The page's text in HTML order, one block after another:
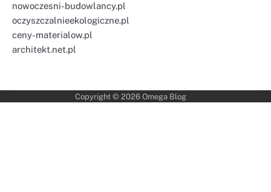
nowoczesni-budowlancy.pl
oczyszczalnieekologiczne.pl
ceny-materialow.pl
architekt.net.pl
Copyright © 2026 Omega Blog